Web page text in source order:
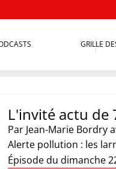
GRILLE
L'invité actu de
Par Jean-Marie Bordry
Alerte pollution : les
Épisode du dimanche